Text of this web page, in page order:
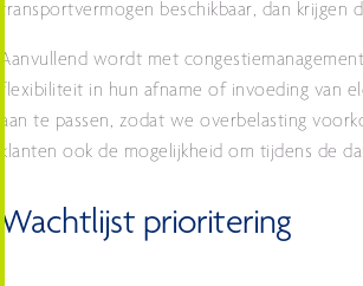
transportvermogen beschikbaar, dan
Aanvullend wordt met
flexibiliteit in hun afname of invoeding van
aan te passen, zodat we overbelasting
klanten ook de mogelijkheid om tijdens de
Wachtlijst prioritering